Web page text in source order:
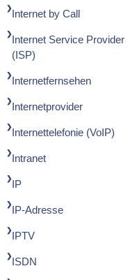
Internet by Call
Internet Service Provider
(ISP)
Internetfernsehen
Internetprovider
Internettelefonie (VoIP)
Intranet
IP
IP-Adresse
IPTV
ISDN